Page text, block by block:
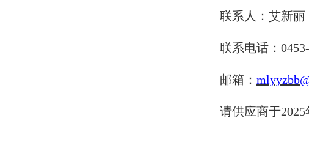
联系人：艾新丽
联系电话：
邮箱：
请供应商于2025